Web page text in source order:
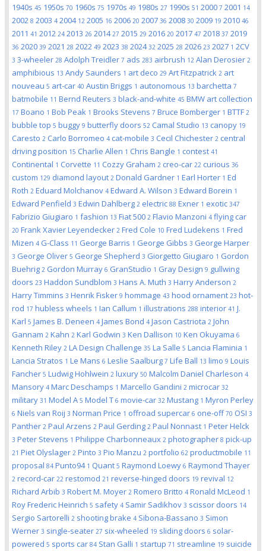
1940s 45 1950s 70 1960s 75 1970s 49 1980s 27 1990s 51 2000 7 2001 14
2002 8 2003 4 2004 12 2005 16 2006 20 2007 36 2008 30 2009 19 2010 46
2011 41 2012 24 2013 26 201427 2015 29 2016 20 2017 47 2018 37 2019
36 2020 39 2021 28 2022 49 2023 38 202432 2025 28 2026 23 2027 1 2CV
3 3-wheeler 28 Adolph Treidler 7 ads 283 airbrush 12 Alan Derosier 2
amphibious 13 Andy Saunders 1 art deco 29 Art Fitzpatrick 2 art
nouveau 5 art-car 40 Austin Briggs 1 autonomous 13 barchetta 7
batmobile 11 Bernd Reuters 3 black-and-white 45 BMW art collection
17 Boano 1 Bob Peak 1 Brooks Stevens 7 Bruce Bomberger 1 BTTF 2
bubble top 5 buggy 9 butterfly doors 52 Camal Studio 13 canopy 19
Caresto 2 Carlo Borromeo 4 cat-mobile 3 Cecil Chichester 2 central
driving position 15 Charlie Allen 1 Chris Bangle 1 contest 41
Continental 1 Corvette 11 Cozzy Graham 2 creo-car 22 curious 36
custom 129 diamond layout 2 Donald Gardner 1 Earl Horter 1 Ed
Roth 2 Eduard Molchanov 4 Edward A. Wilson 3 Edward Borein 1
Edward Penfield 3 Edwin Dahlberg 2 electric 88 Exner 1 exotic 347
Fabrizio Giugiaro 1 fashion 13 Fiat 500 2 Flavio Manzoni 4 flying car
20 Frank Xavier Leyendecker 2 Fred Cole 10 Fred Ludekens 1 Fred
Mizen 4 G-Class 11 George Barris 1 George Gibbs 3 George Harper
3 George Oliver 5 George Shepherd 3 Giorgetto Giugiaro 1 Gordon
Buehrig 2 Gordon Murray 6 GranStudio 1 Gray Design 9 gullwing
doors 23 Haddon Sundblom 3 Hans A. Muth 3 Harry Anderson 2
Harry Timmins 3 Henrik Fisker 9 hommage 43 hood ornament 23 hot-
rod 17 hubless wheels 1 Ian Callum 1 illustrations 288 interior 41 J.
Karl 5 James B. Deneen 4 James Bond 4 Jason Castriota 2 John
Gannam 2 Kahn 2 Karl Godwin 3 Ken Dallison 10 Ken Okuyama 6
Kenneth Riley 2 LA Design Challenge 35 La Salle 5 Lancia Flaminia 1
Lancia Stratos 1 Le Mans 6 Leslie Saalburg 7 Life Ball 13 limo 9 Louis
Fancher 5 Ludwig Hohlwein 2 luxury 50 Malcolm Daniel Charleson 4
Mansory 4 Marc Deschamps 1 Marcello Gandini 2 microcar 32
military 31 Model A 5 Model T 6 movie-car 32 Mustang 1 Myron Perley
6 Niels van Roij 3 Norman Price 1 offroad supercar 6 one-off70 OSI 3
Panther 2 Paul Arzens 2 Paul Gerding 2 Paul Nonnast 1 Peter Helck
3 Peter Stevens 1 Philippe Charbonneaux 2 photographer 8 pick-up
21 Piet Olyslager 2 Pinto 3 Pio Manzu 2 portfolio 62 productmobile 11
proposal 84 Punto94 1 Quant 5 Raymond Loewy 6 Raymond Thayer
2 record-car 22 restomod 21 reverse-hinged doors 19 revival 12
Richard Arbib 3 Robert M. Moyer 2 Romero Britto 4 Ronald McLeod 1
Roy Frederic Heinrich 5 safety 4 Samir Sadikhov 3 scissor doors 14
Sergio Sartorelli 2 shooting brake 4 Sibona-Bassano 3 Simon
Werner 3 single-seater 27 six-wheeled 19 sliding doors 6 solar-
powered 5 sports car 84 Stan Galli 1 startup 71 streamline 19 suicide